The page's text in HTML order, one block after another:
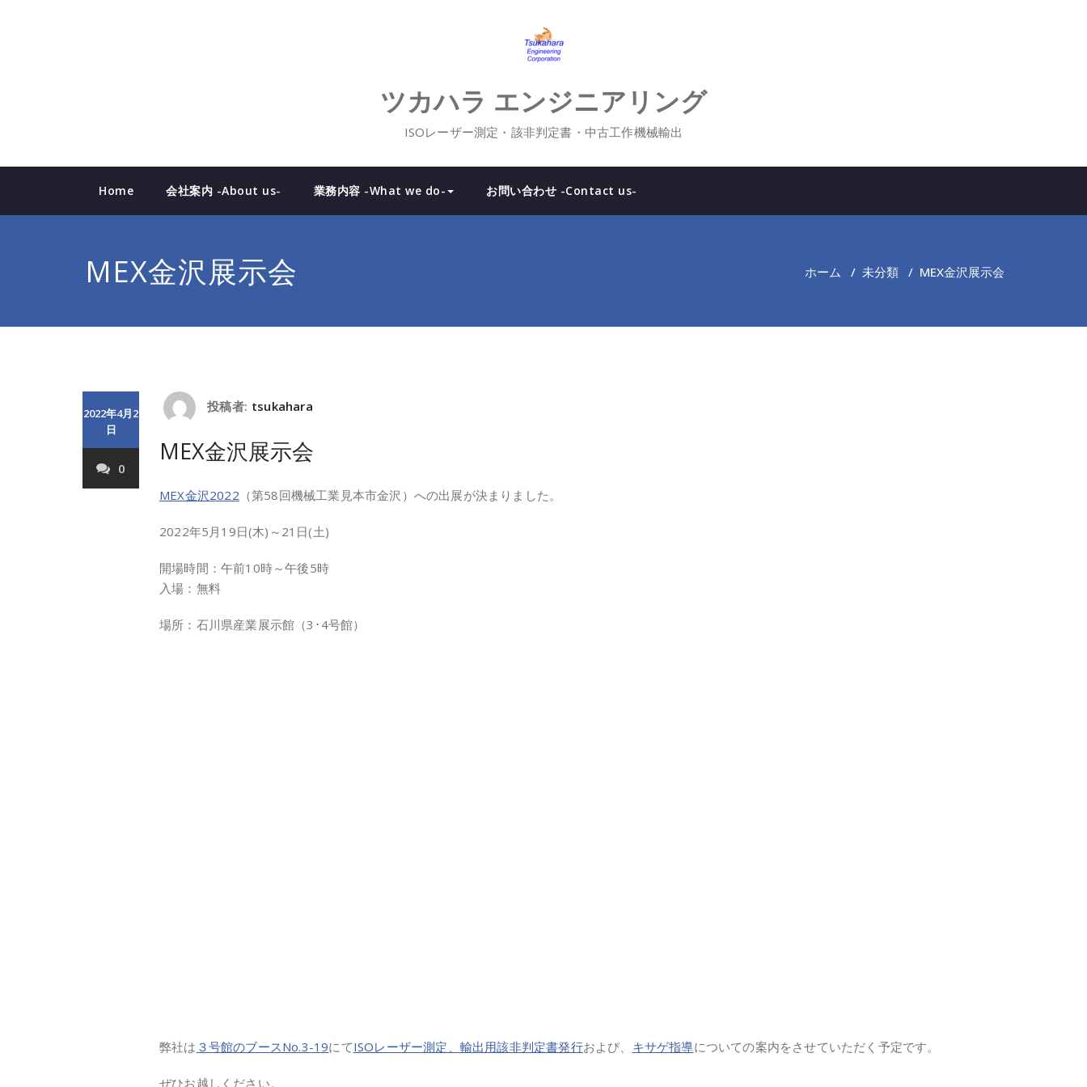
ツカハラ エンジニアリング
ISOレーザー測定・該非判定書・中古工作機械輸出
Home 会社案内 -About us- 業務内容 -What we do- お問い合わせ -Contact us-
MEX金沢展示会 ホーム / 未分類 / MEX金沢展示会
2022年4月2
日
0
投稿者: tsukahara
MEX金沢展示会
MEX金沢2022 （第58回機械工業見本市金沢）への出展が決まりました。
2022年5月19日(木)～21日(土)
開場時間：午前10時～午後5時
入場：無料
場所：石川県産業展示館（3･4号館）
弊社は ３号館のブースNo.3-19にてISOレーザー測定、輸出用該非判定書発行および、 キサゲ指導についての案内をさせていただく予定です。
ぜひお越しください。